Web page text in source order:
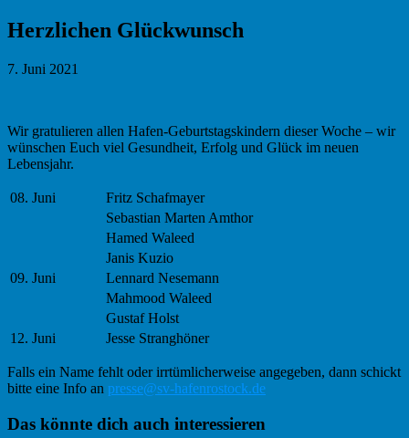
Herzlichen Glückwunsch
7. Juni 2021
Wir gratulieren allen Hafen-Geburtstagskindern dieser Woche – wir
wünschen Euch viel Gesundheit, Erfolg und Glück im neuen
Lebensjahr.
08. Juni
Fritz Schafmayer
Sebastian Marten Amthor
Hamed Waleed
Janis Kuzio
09. Juni
Lennard Nesemann
Mahmood Waleed
Gustaf Holst
12. Juni
Jesse Stranghöner
Falls ein Name fehlt oder irrtümlicherweise angegeben, dann schickt
bitte eine Info an presse@sv-hafenrostock.de
Haupt-
Das könnte dich auch interessieren